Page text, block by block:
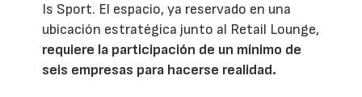
Is Sport. El espacio, ya reservado en una
ubicación estratégica junto al Retail Lounge,
requiere la participación de un mínimo de
seis empresas para hacerse realidad.